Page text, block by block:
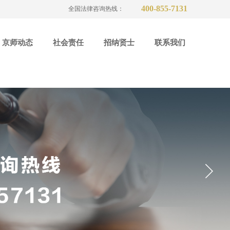
全国法律咨询热线： 400-855-7131
京师动态 社会责任 招纳贤士 联系我们